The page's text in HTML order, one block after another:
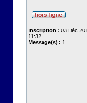
Inscription : 03 Déc
11:32
Message(s) : 1